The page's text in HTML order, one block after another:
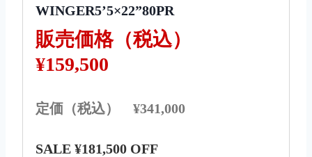
WINGER5’5×22”80PR
販売価格（税込）
¥159,500
定価（税込） ¥341,000
SALE ¥181,500 OFF